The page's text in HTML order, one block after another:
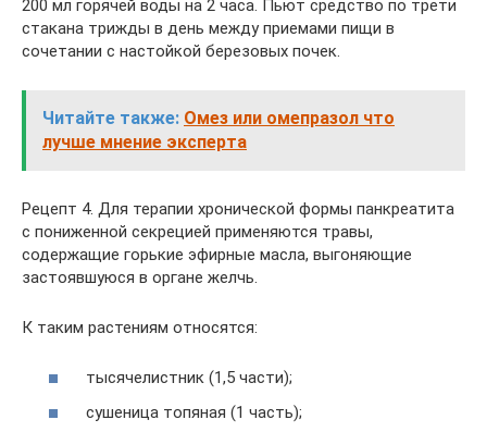
200 мл горячей воды на 2 часа. Пьют средство по трети
стакана трижды в день между приемами пищи в
сочетании с настойкой березовых почек.
Читайте также: Омез или омепразол что
лучше мнение эксперта
Рецепт 4. Для терапии хронической формы панкреатита
с пониженной секрецией применяются травы,
содержащие горькие эфирные масла, выгоняющие
застоявшуюся в органе желчь.
К таким растениям относятся:
тысячелистник (1,5 части);
сушеница топяная (1 часть);